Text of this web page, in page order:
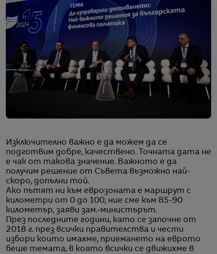
Изключително важно е да можем да се
подготвим добре, качествено. Точната дата не
е чак от такова значение. Важното е да
получим решение от Съвета възможно най-
скоро, допълни той.
Ако пътят ни към еврозоната е маршрут с
километри от 0 до 100, ние сме към 85-90
километър, заяви зам.-министърът.
През последните години, като се започне от
2018 г. през всички правителства и чести
избори които имахме, приемането на еврото
беше темата, в която всички се движихме в